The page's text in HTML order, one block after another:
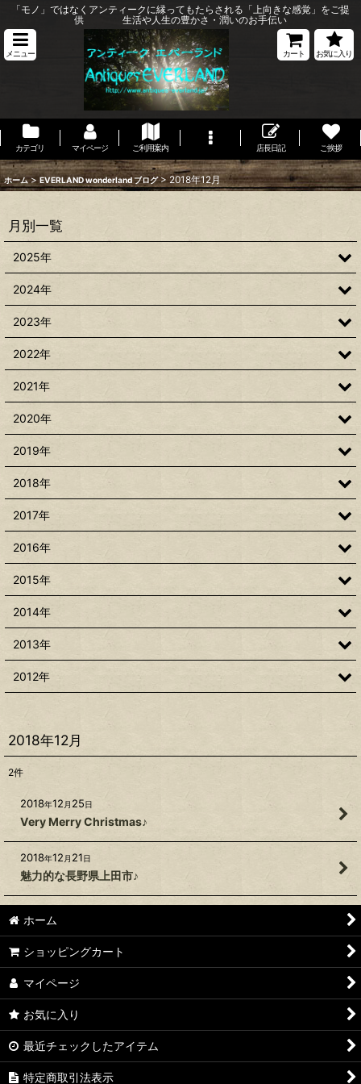
「モノ」ではなくアンティークに縁ってもたらされる「上向きな感覚」をご提
供 生活や人生の豊かさ・潤いのお手伝い
メニュー カート お気に入り
カテゴリ マイページ ご利用案内 店長日記 ご挨拶
ホーム > EVERLAND wonderland ブログ > 2018年12月
2018年12月
2件
2018年12 月 25日
Very Merry Christmas♪
2018年12 月 21日
魅力的な長野県上田市♪
月別一覧
2025年
2024年
2023年
2022年
2021年
2020年
2019年
2018年
2017年
2016年
2015年
2014年
2013年
2012年
ホーム
ショッピングカート
マイページ
お気に入り
最近チェックしたアイテム
特定商取引法表示